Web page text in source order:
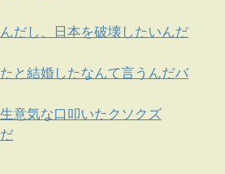
だし、日本を破壊したいんだ
と結婚したなんて言うんだバ
意気な口叩いたクソクズ